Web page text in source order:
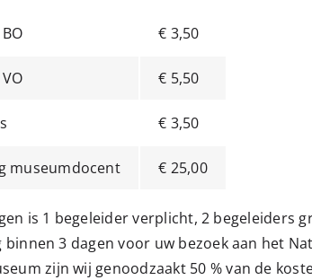
€ 3,50
€ 5,50
€ 3,50
museumdocent € 25,00
is 1 begeleider verplicht, 2 begeleiders
binnen 3 dagen voor uw bezoek aan het
zijn wij genoodzaakt 50 % van de